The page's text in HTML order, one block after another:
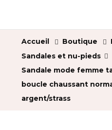
Accueil Boutique
Sandales et nu-pieds
Sandale mode femme
boucle chaussant
argent/strass